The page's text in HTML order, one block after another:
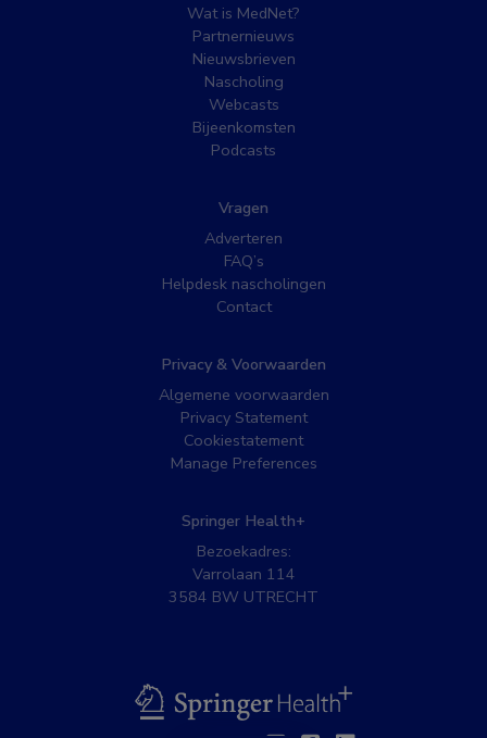
Wat is MedNet?
Partnernieuws
Nieuwsbrieven
Nascholing
Webcasts
Bijeenkomsten
Podcasts
Vragen
Adverteren
FAQ’s
Helpdesk nascholingen
Contact
Privacy & Voorwaarden
Algemene voorwaarden
Privacy Statement
Cookiestatement
Manage Preferences
Springer Health+
Bezoekadres:
Varrolaan 114
3584 BW UTRECHT
BSL